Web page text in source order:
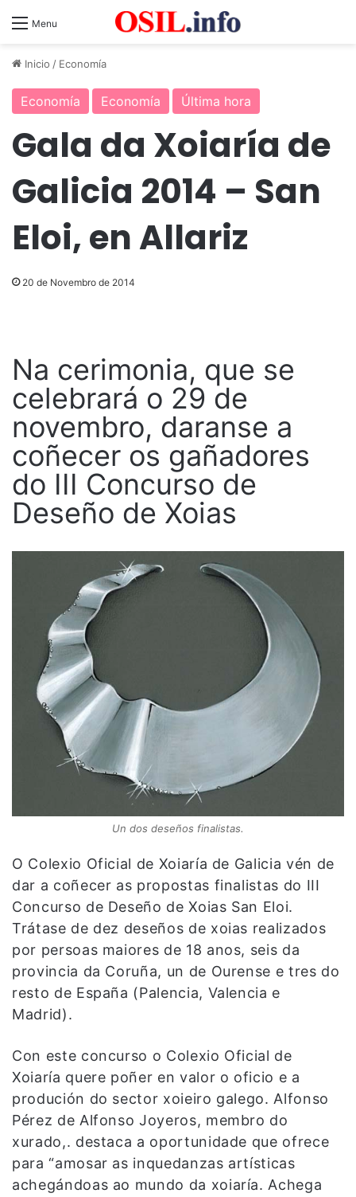
Menu
Inicio / Economía
Economía Economía Última hora
Gala da Xoiaría de
Galicia 2014 – San
Eloi, en Allariz
20 de Novembro de 2014
Na cerimonia, que se
celebrará o 29 de
novembro, daranse a
coñecer os gañadores
do III Concurso de
Deseño de Xoias
Un dos deseños finalistas.
O Colexio Oficial de Xoiaría de Galicia vén de
dar a coñecer as propostas finalistas do III
Concurso de Deseño de Xoias San Eloi.
Trátase de dez deseños de xoias realizados
por persoas maiores de 18 anos, seis da
provincia da Coruña, un de Ourense e tres do
resto de España (Palencia, Valencia e
Madrid).
Con este concurso o Colexio Oficial de
Xoiaría quere poñer en valor o oficio e a
produción do sector xoieiro galego. Alfonso
Pérez de Alfonso Joyeros, membro do
xurado,. destaca a oportunidade que ofrece
para “amosar as inquedanzas artísticas
achegándoas ao mundo da xoiaría. Achega